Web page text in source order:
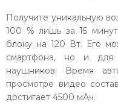
Получите уникальную
100 % лишь за 15
блоку на 120 Вт. Его
смартфона, но и для
наушников. Время
просмотре видео
достигает 4500 мАч.